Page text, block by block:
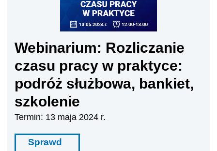
Webinarium: Rozliczanie
czasu pracy w praktyce:
podróż służbowa, bankiet,
szkolenie
Termin: 13 maja 2024 r.
Sprawd